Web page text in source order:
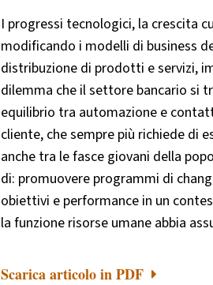
I progressi tecnologici, la crescita
modificando i modelli di business
distribuzione di prodotti e servizi,
dilemma che il settore bancario si
equilibrio tra automazione e
cliente, che sempre più richiede di
anche tra le fasce giovani della
di: promuovere programmi di
obiettivi e performance in un
la funzione risorse umane abbia
Scarica articolo in PDF